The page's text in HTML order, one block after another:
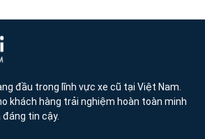
đầu trong lĩnh vực xe cũ tại Việt Nam.
khách hàng trải nghiệm hoàn toàn minh
đáng tin cậy.